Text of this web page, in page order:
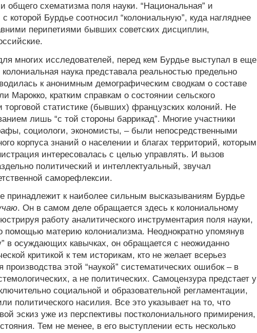
общего схематизма поля науки. “Национальная” и
с которой Бурдье соотносил “колониальную”, куда нагляднее
перипетиями бывших советских дисциплин,
многих исследователей, перед кем Бурдье выступал в еще
наука представала реальностью предельно
к анонимным демографическим сводкам о составе
Марокко, кратким справкам о состоянии сельского
торговой статистике (бывших) французских колоний. Не
лишь “с той стороны баррикад”. Многие участники
социологи, экономисты, – были непосредственными
корпуса знаний о населении и благах территорий, которым
интересовалась с целью управлять. И вызов
политический и интеллектуальный, звучал
саморефлексии.
принадлежит к наиболее сильным высказываниям Бурдье
. Он в самом деле обращается здесь к колониальному
работу аналитического инструментария поля науки,
помощью материю колониализма. Неоднократно упомянув
в осуждающих кавычках, он обращается с неожиданно
критикой к тем историкам, кто не желает всерьез
производства этой “наукой” систематических ошибок – в
а не политических. Самоцензура предстает у
социальной и образовательной регламентации,
политического насилия. Все это указывает на то, что
эскиз уже из перспективы постколониального примирения,
Тем не менее, в его выступлении есть несколько